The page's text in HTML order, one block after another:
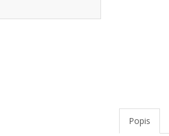
Popis